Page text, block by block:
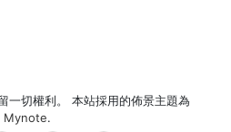
一切權利。 本站採用的佈景主題為
Mynote.